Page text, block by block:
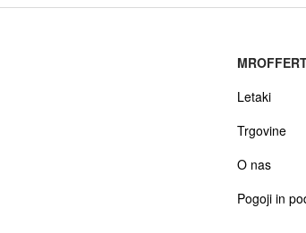
Letaki
Trgovine
O nas
Pogoji in